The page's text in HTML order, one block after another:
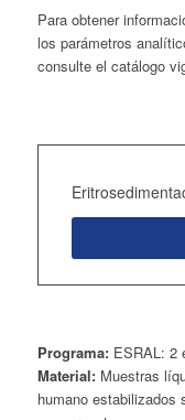
Para obtener
los parámetros
consulte el catálogo
Programa:ESRAL: 2
Material:Muestras
humano estabilizados